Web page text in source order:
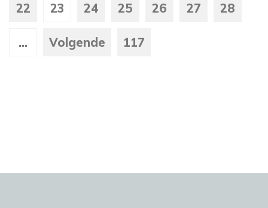
22 23 24 25 26 27 28
... Volgende 117